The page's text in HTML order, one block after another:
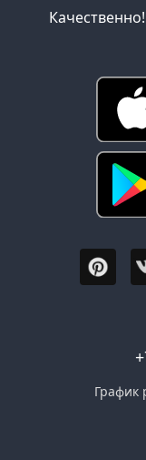
График